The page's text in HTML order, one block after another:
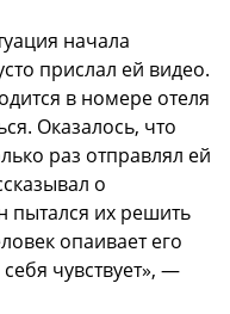
начала
прислал ей видео.
в номере отеля
Оказалось, что
раз отправлял ей
о
пытался их решить
опаивает его
чувствует», —